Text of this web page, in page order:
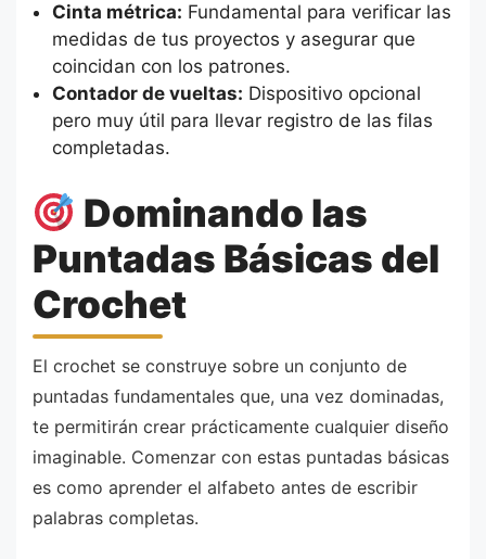
Cinta métrica: Fundamental para verificar las
medidas de tus proyectos y asegurar que
coincidan con los patrones.
Contador de vueltas: Dispositivo opcional
pero muy útil para llevar registro de las filas
completadas.
Dominando las
Puntadas Básicas del
Crochet
El crochet se construye sobre un conjunto de
puntadas fundamentales que, una vez dominadas,
te permitirán crear prácticamente cualquier diseño
imaginable. Comenzar con estas puntadas básicas
es como aprender el alfabeto antes de escribir
palabras completas.